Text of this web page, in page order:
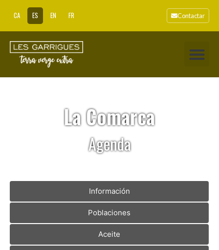
CA ES EN FR Contactar
La Comarca
Agenda
Información
Poblaciones
Aceite